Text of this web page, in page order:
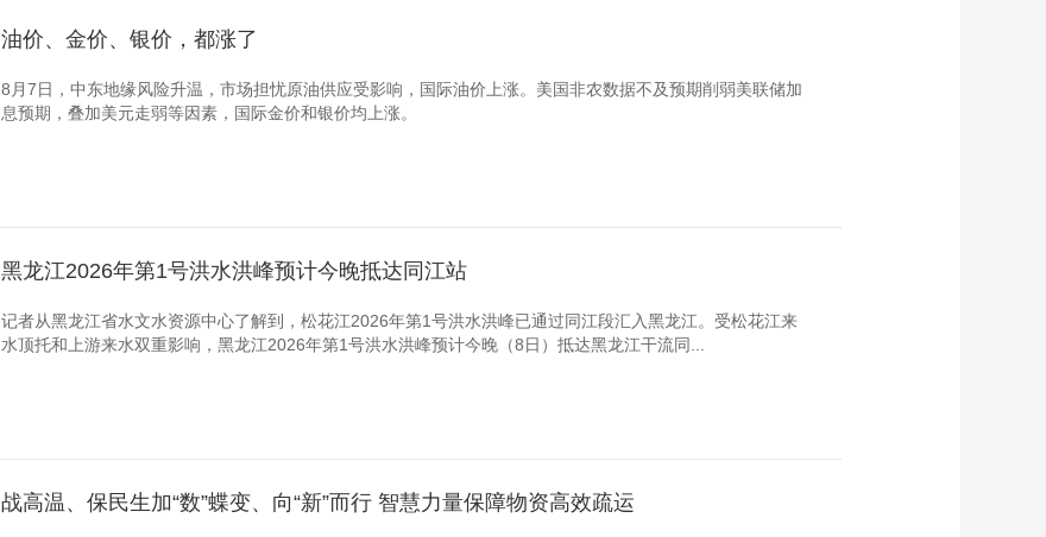
油价、金价、银价，都涨了
8月7日，中东地缘风险升温，市场担忧原油供应受影响，国际油价上涨。美国非农数据不及预期削弱美联储加
息预期，叠加美元走弱等因素，国际金价和银价均上涨。
黑龙江2026年第1号洪水洪峰预计今晚抵达同江站
记者从黑龙江省水文水资源中心了解到，松花江2026年第1号洪水洪峰已通过同江段汇入黑龙江。受松花江来
水顶托和上游来水双重影响，黑龙江2026年第1号洪水洪峰预计今晚（8日）抵达黑龙江干流同...
战高温、保民生加“数”蝶变、向“新”而行 智慧力量保障物资高效疏运